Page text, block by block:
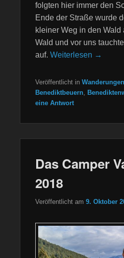
folgten hier immer den
Ende der Straße wurde
kleiner Weg in den
Wald und vor uns
auf. Weiterlesen →
Veröffentlicht in Wanderungen
Benediktbeuern
eine Antwort
Das Camper
2018
Veröffentlicht am 9. Oktober